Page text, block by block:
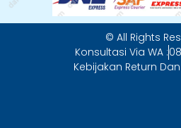
© All Rights
Konsultasi Via WA :
Kebijakan Return